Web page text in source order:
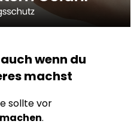
wenn du
machst
sollte vor
.